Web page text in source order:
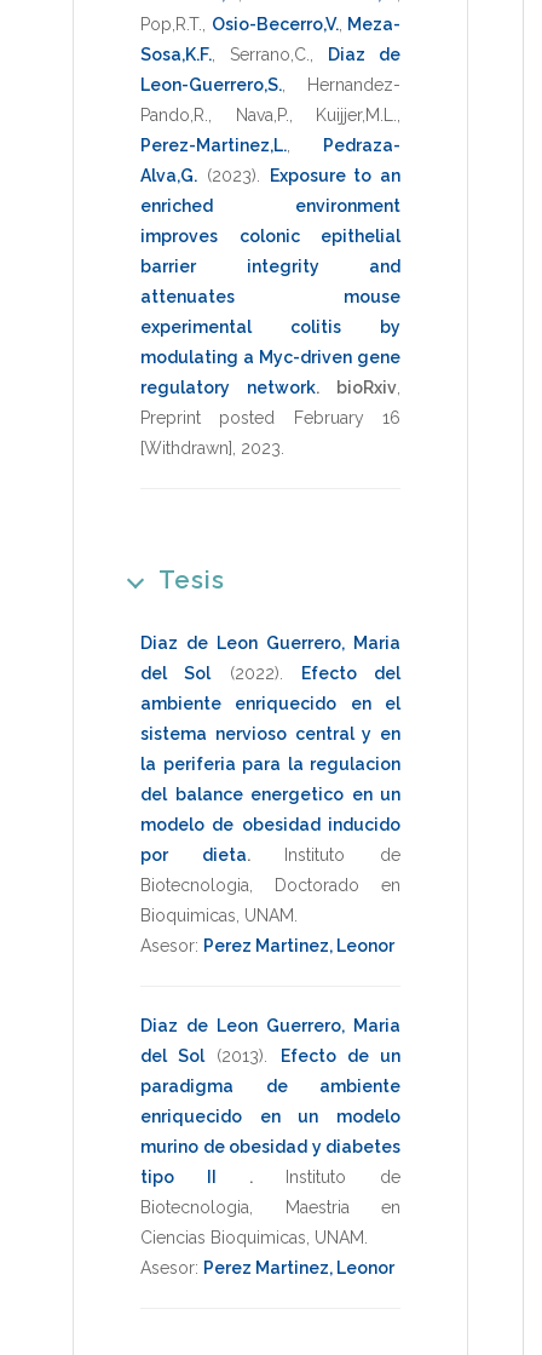
Pop,R.T.
Osio-Becerro,V., Meza-
Sosa,K.F.
Serrano,C.
Diaz de
Leon-Guerrero,S.
Hernandez-
Pando,R.
Nava,P. Kuijjer,M.L.
Perez-Martinez,L.
Pedraza-
Alva,G. (2023)
Exposure to an
enriched environment
improves colonic epithelial
barrier integrity and
attenuates mouse
experimental colitis by
modulating a Myc-driven gene
regulatory network. bioRxiv
Preprint posted February 16
[Withdrawn] 2023
Tesis
Diaz de Leon Guerrero, Maria
del Sol
(2022)
Efecto del
ambiente enriquecido en el
sistema nervioso central y en
la periferia para la regulacion
del balance energetico en un
modelo de obesidad inducido
por dieta.
Instituto de
Biotecnologia
Doctorado en
Bioquimicas UNAM
Asesor: Perez Martinez, Leonor
Diaz de Leon Guerrero, Maria
del Sol
(2013)
Efecto de un
paradigma de ambiente
enriquecido en un modelo
murino de obesidad y diabetes
tipo II .
Instituto de
Biotecnologia
Maestria en
Ciencias Bioquimicas UNAM
Asesor: Perez Martinez, Leonor